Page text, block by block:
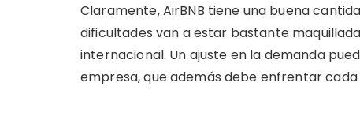
Claramente, AirBNB tiene una buena
dificultades van a estar bastante
internacional. Un ajuste en la demanda
empresa, que además debe enfrentar cada